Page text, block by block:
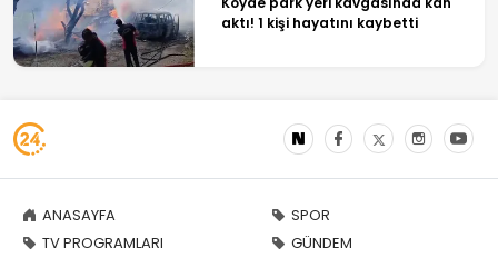
aktı! 1 kişi hayatını kaybetti
ANASAYFA
TV PROGRAMLARI
SPOR
GÜNDEM